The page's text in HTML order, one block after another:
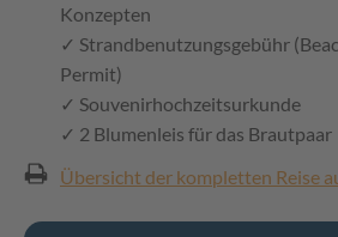
Konzepten
✓ Strandbenutzungsgebühr
Permit)
✓ Souvenirhochzeitsurkunde
✓ 2 Blumenleis für das Brautpaar
Übersicht der kompletten Reise